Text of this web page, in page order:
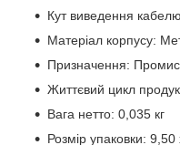
Кут виведення
Матеріал корпусу:
Призначення:
Життєвий цикл
Вага нетто: 0,035 кг
Розмір упаковки: